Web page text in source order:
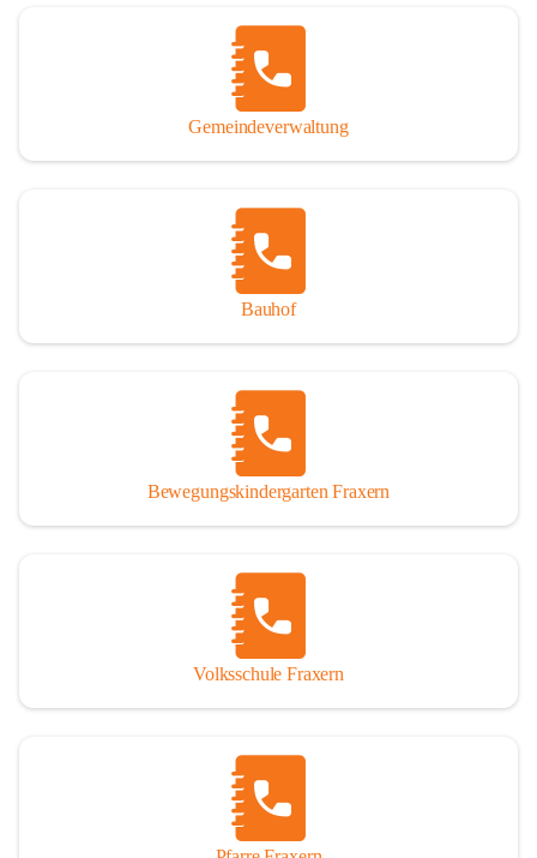
Gemeindeverwaltung
Bauhof
Bewegungskindergarten Fraxern
Volksschule Fraxern